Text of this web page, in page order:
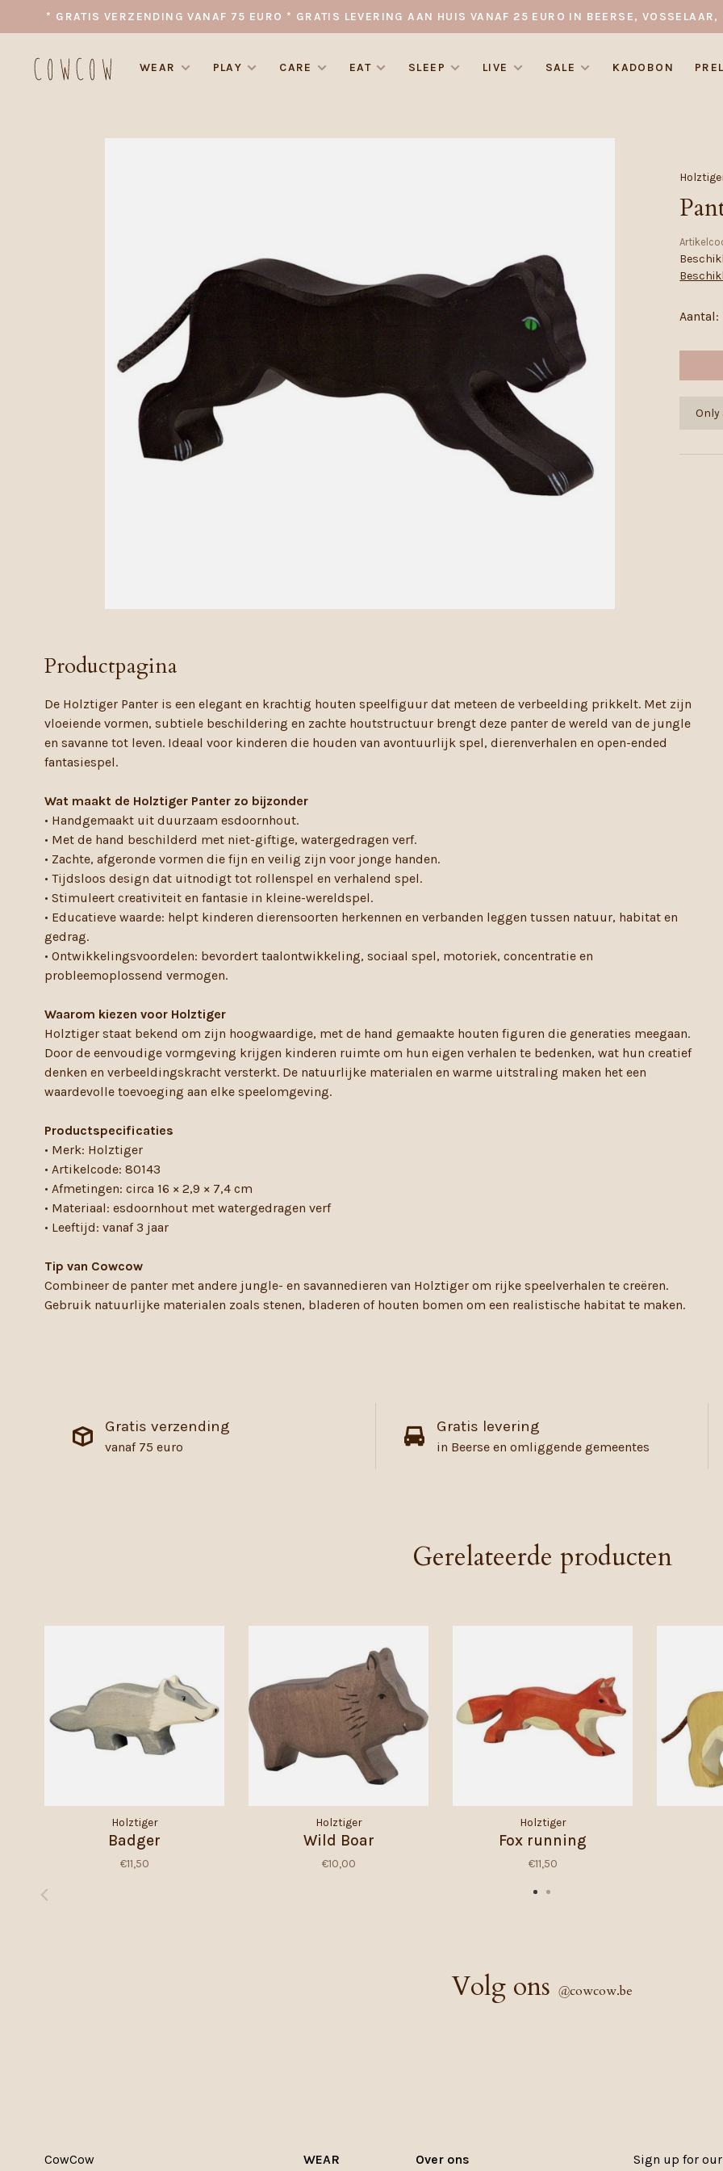
* GRATIS VERZENDING VANAF 75 EURO * GRATIS LEVERING AAN HUIS VANAF 25 EURO IN BEERSE,
WEAR PLAY CARE EAT SLEEP LIVE SALE KADOBON
Aantal:
Only
Productpagina
De Holztiger Panter is een elegant en krachtig houten speelfiguur dat meteen de verbeelding prikkelt. Met zijn
vloeiende vormen, subtiele beschildering en zachte houtstructuur brengt deze panter de wereld van de jungle
en savanne tot leven. Ideaal voor kinderen die houden van avontuurlijk spel, dierenverhalen en open-ended
fantasiespel.
Wat maakt de Holztiger Panter zo bijzonder
• Handgemaakt uit duurzaam esdoornhout.
• Met de hand beschilderd met niet-giftige, watergedragen verf.
• Zachte, afgeronde vormen die fijn en veilig zijn voor jonge handen.
• Tijdsloos design dat uitnodigt tot rollenspel en verhalend spel.
• Stimuleert creativiteit en fantasie in kleine-wereldspel.
• Educatieve waarde: helpt kinderen dierensoorten herkennen en verbanden leggen tussen natuur, habitat en
gedrag.
• Ontwikkelingsvoordelen: bevordert taalontwikkeling, sociaal spel, motoriek, concentratie en
probleemoplossend vermogen.
Waarom kiezen voor Holztiger
Holztiger staat bekend om zijn hoogwaardige, met de hand gemaakte houten figuren die generaties meegaan.
Door de eenvoudige vormgeving krijgen kinderen ruimte om hun eigen verhalen te bedenken, wat hun creatief
denken en verbeeldingskracht versterkt. De natuurlijke materialen en warme uitstraling maken het een
waardevolle toevoeging aan elke speelomgeving.
Productspecificaties
• Merk: Holztiger
• Artikelcode: 80143
• Afmetingen: circa 16 × 2,9 × 7,4 cm
• Materiaal: esdoornhout met watergedragen verf
• Leeftijd: vanaf 3 jaar
Tip van Cowcow
Combineer de panter met andere jungle- en savannedieren van Holztiger om rijke speelverhalen te creëren.
Gebruik natuurlijke materialen zoals stenen, bladeren of houten bomen om een realistische habitat te maken.
Gratis verzending
vanaf 75 euro
Gratis levering
in Beerse en omliggende gemeentes
Gerelateerde producten
Holztiger
Badger
€11,50
Holztiger
Wild Boar
€10,00
Holztiger
Fox running
€11,50
Volg ons @cowcow.be
CowCow WEAR Over ons Sign up for